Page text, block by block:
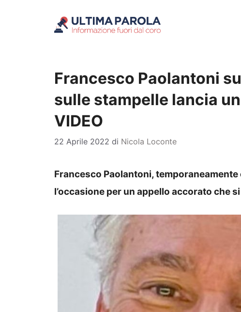
Francesco Paolantoni
sulle stampelle lancia
VIDEO
22 Aprile 2022 di Nicola Loconte
Francesco Paolantoni,
l’occasione per un appello accorato che